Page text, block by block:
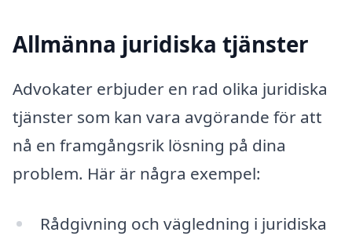
Allmänna juridiska tjänster
Advokater erbjuder en rad olika juridiska
tjänster som kan vara avgörande för att
nå en framgångsrik lösning på dina
problem. Här är några exempel:
Rådgivning och vägledning i juridiska